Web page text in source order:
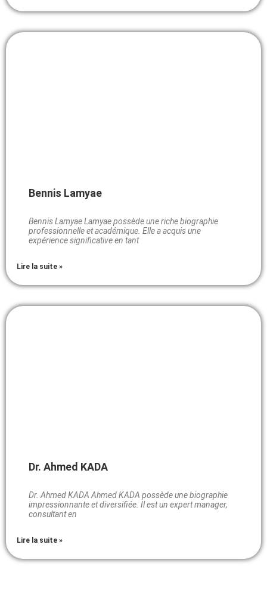
Bennis Lamyae
Bennis Lamyae Lamyae possède une riche biographie
professionnelle et académique. Elle a acquis une
expérience significative en tant
Lire la suite »
Dr. Ahmed KADA
Dr. Ahmed KADA Ahmed KADA possède une biographie
impressionnante et diversifiée. Il est un expert manager,
consultant en
Lire la suite »